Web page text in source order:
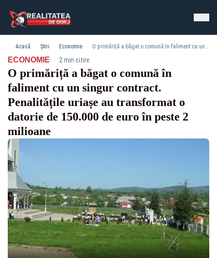
Acasă Știri Economie O primăriță a băgat o comună în faliment cu un singur contract. Penalitățile uriașe au transformat o datorie de 150.000 de euro în peste 2 milioane
ECONOMIE· 2 min citire
O primăriță a băgat o comună în
faliment cu un singur contract.
Penalitățile uriașe au transformat o
datorie de 150.000 de euro în peste 2
milioane